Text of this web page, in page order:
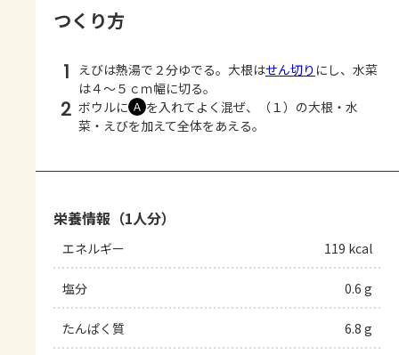
つくり方
1 えびは熱湯で２分ゆでる。大根はせん切り にし、水菜
は４～５ｃｍ幅に切る。
2 ボウルに Ａ を入れてよく混ぜ、（１）の大根・水
菜・えびを加えて全体をあえる。
栄養情報（1人分）
エネルギー 119 kcal
塩分 0.6 g
たんぱく質 6.8 g